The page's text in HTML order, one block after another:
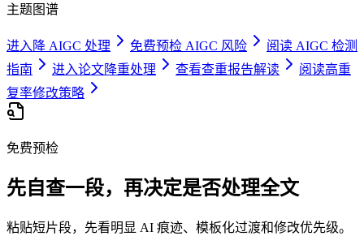
主题图谱
进入降 AIGC 处理 免费预检 AIGC 风险
阅读 AIGC 检测
指南
进入论文降重处理 查看查重报告解读
阅读高重
复率修改策略
免费预检
先自查一段，再决定是否处理全文
粘贴短片段，先看明显 AI 痕迹、模板化过渡和修改优先级。